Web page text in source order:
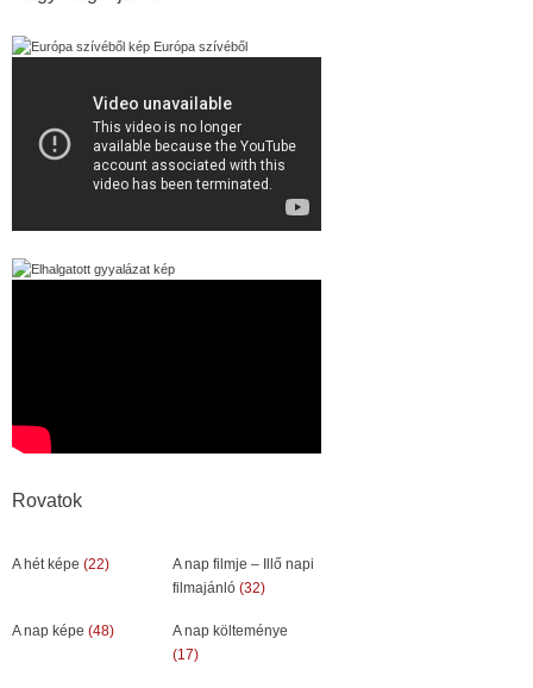
Európa szívéből
Rovatok
A hét képe (22)
A nap filmje – Illő napi
filmajánló (32)
A nap képe (48)
A nap költeménye
(17)